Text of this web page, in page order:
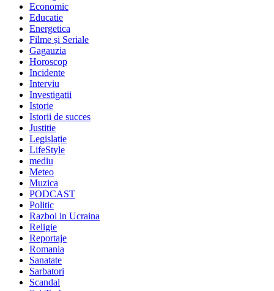
Economic
Educatie
Energetica
Filme și Seriale
Gagauzia
Horoscop
Incidente
Interviu
Investigatii
Istorie
Istorii de succes
Justitie
Legislație
LifeStyle
mediu
Meteo
Muzica
PODCAST
Politic
Razboi in Ucraina
Religie
Reportaje
Romania
Sanatate
Sarbatori
Scandal